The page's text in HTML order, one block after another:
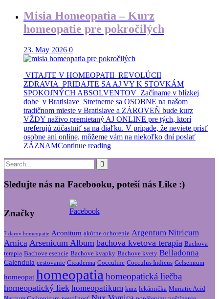
Misia Homeopatia – Kurz
homeopatie pre pokročilých
23. May 2026 0
VITAJTE V HOMEOPATII REVOLÚCII
ZDRAVIA PRIDAJTE SA AJ VY K STOVKÁM
SPOKOJNÝCH ABSOLVENTOV Začíname v blízkej
dobe v Bratislave Stretneme sa OSOBNE na našom
tradičnom mieste v Bratislave a ZÁROVEŇ bude kurz
VŽDY naživo premietaný AJ ONLINE pre tých, ktorí
preferujú zúčastniť sa na diaľku. V prípade, že neviete prísť
osobne ani online, môžeme vám na niekoľko dní poslať
ZÁZNAMContinue reading
Search
for:
Sledujte nás na Facebooku, poteší nás Like :)
Značky
7 darov homeopatie Aconitum akútne ochorenie Argentum Nitricum
Arnica Arsenicum Album bachova kvetova terapia Bachova
terapia Bachove esencie Bachove kvapky Bachove kvety Belladonna
Calendula cestovanie Cicaderma Cocculine Cocculus Indicus Gelsemium
homeopat homeopatia homeopatická liečba
homeopatický liek homeopatikum kurz lekárnička Muriatic Acid